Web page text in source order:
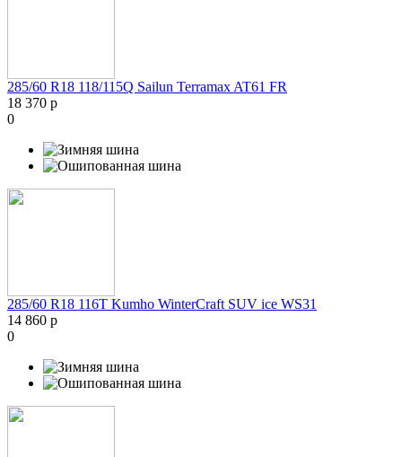
285/60 R18 118/115Q Sailun Terramax AT61 FR
18 370 р
0
285/60 R18 116T Kumho WinterCraft SUV ice WS31
14 860 р
0